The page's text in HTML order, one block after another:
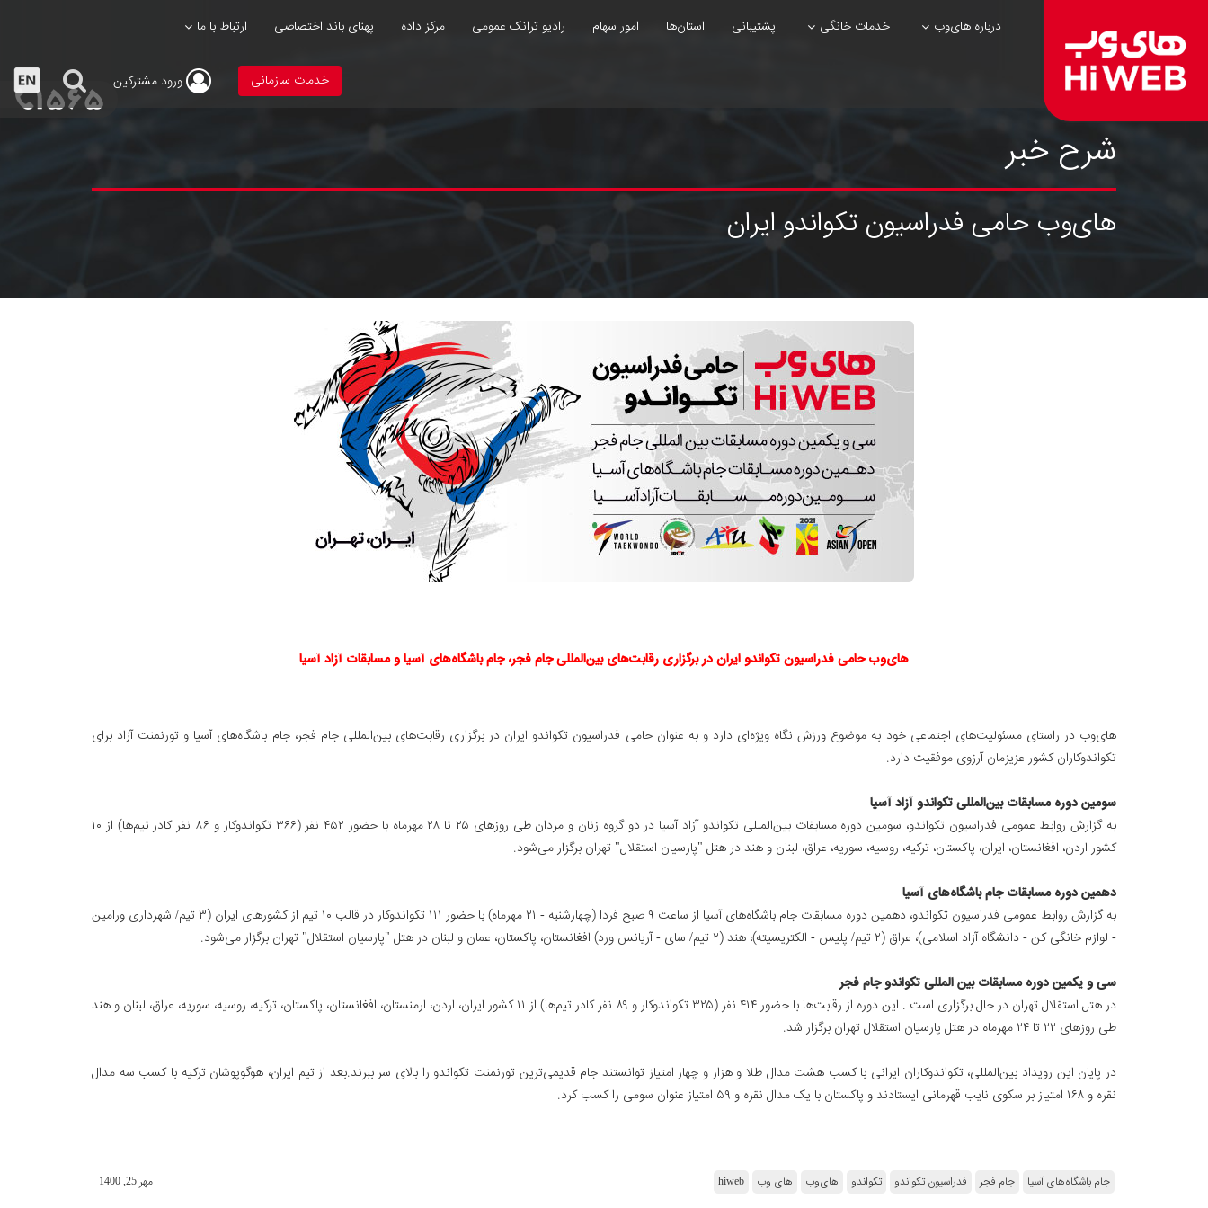
درباره های‌وب خدمات خانگی پشتیبانی استان‌ها امور سهام رادیو ترانک عمومی مرکز داده پهنای باند اختصاصی ارتباط با ما
ورود مشترکین خدمات سازمانی
شرح خبر
های‌وب حامی فدراسیون تکواندو ایران
های‌وب حامی فدراسیون تکواندو ایران در برگزاری رقابت‌های بین‌المللی جام فجر، جام باشگاه‌های آسیا و مسابقات آزاد آسیا
های‌وب در راستای مسئولیت‌های اجتماعی خود به موضوع ورزش نگاه ویژه‌ای دارد و به عنوان حامی فدراسیون تکواندو ایران در برگزاری رقابت‌های بین‌المللی جام فجر، جام باشگاه‌های آسیا و تورنمنت آزاد برای
تکواندوکاران کشور عزیزمان آرزوی موفقیت دارد.
سومین دوره مسابقات بین‌المللی تکواندو آزاد آسیا
به گزارش روابط عمومی فدراسیون تکواندو، سومین دوره مسابقات بین‌المللی تکواندو آزاد آسیا در دو گروه زنان و مردان طی روزهای ۲۵ تا ۲۸ مهرماه با حضور ۴۵۲ نفر (۳۶۶ تکواندوکار و ۸۶ نفر کادر تیم‌ها) از ۱۰
کشور اردن، افغانستان، ایران، پاکستان، ترکیه، روسیه، سوریه، عراق، لبنان و هند در هتل "پارسیان استقلال" تهران برگزار می‌شود.
دهمین دوره مسابقات جام باشگاه‌های آسیا
به گزارش روابط عمومی فدراسیون تکواندو، دهمین دوره مسابقات جام باشگاه‌های آسیا از ساعت ۹ صبح فردا (چهارشنبه - ۲۱ مهرماه) با حضور ۱۱۱ تکواندوکار در قالب ۱۰ تیم از کشورهای ایران (۳ تیم/ شهرداری ورامین
- لوازم خانگی کن - دانشگاه آزاد اسلامی)، عراق (۲ تیم/ پلیس - الکتریسیته)، هند (۲ تیم/ سای - آریانس ورد) افغانستان، پاکستان، عمان و لبنان در هتل "پارسیان استقلال" تهران برگزار می‌شود.
سی و یکمین دوره مسابقات بین المللی تکواندو جام فجر
در هتل استقلال تهران در حال برگزاری است . این دوره از رقابت‌ها با حضور ۴۱۴ نفر (۳۲۵ تکواندوکار و ۸۹ نفر کادر تیم‌ها) از ۱۱ کشور ایران، اردن، ارمنستان، افغانستان، پاکستان، ترکیه، روسیه، سوریه، عراق، لبنان و هند
طی روزهای ۲۲ تا ۲۴ مهرماه در هتل پارسیان استقلال تهران برگزار شد.
در پایان این رویداد بین‌المللی، تکواندوکاران ایرانی با کسب هشت مدال طلا و هزار و چهار امتیاز توانستند جام قدیمی‌ترین تورنمنت تکواندو را بالای سر ببرند.بعد از تیم ایران، هوگوپوشان ترکیه با کسب سه مدال
نقره و ۱۶۸ امتیاز بر سکوی نایب قهرمانی ایستادند و پاکستان با یک مدال نقره و ۵۹ امتیاز عنوان سومی را کسب کرد.
جام باشگاه‌های آسیا جام فجر فدراسیون تکواندو تکواندو های‌وب های وب hiweb مهر 25, 1400